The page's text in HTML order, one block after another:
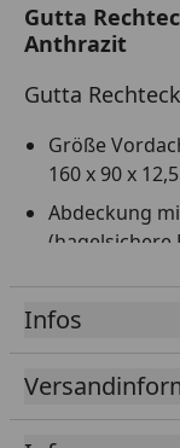
Gutta
Anthrazit
Gutta
Größe
160 x 90 x
Abdeckung
(hagelsichere
Integrierte
wahlweise
Design-Optik
Vereint
Top Qualität
Infos